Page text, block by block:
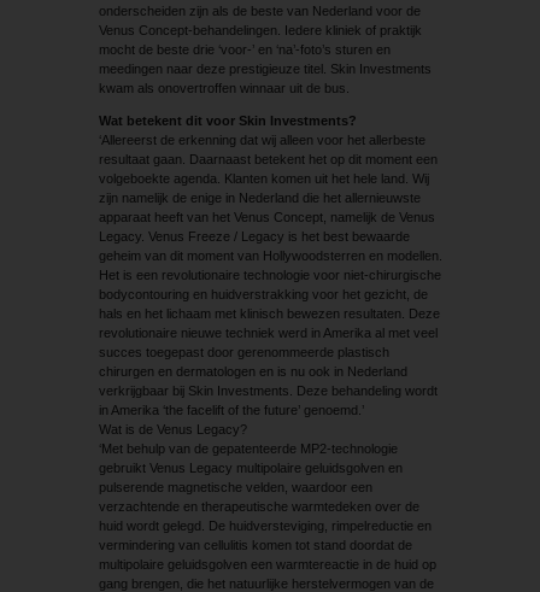
onderscheiden zijn als de beste van Nederland voor de
Venus Concept-behandelingen. Iedere kliniek of praktijk
mocht de beste drie ‘voor-’ en ‘na’-foto’s sturen en
meedingen naar deze prestigieuze titel. Skin Investments
kwam als onovertroffen winnaar uit de bus.
Wat betekent dit voor Skin Investments?
‘Allereerst de erkenning dat wij alleen voor het allerbeste
resultaat gaan. Daarnaast betekent het op dit moment een
volgeboekte agenda. Klanten komen uit het hele land. Wij
zijn namelijk de enige in Nederland die het allernieuwste
apparaat heeft van het Venus Concept, namelijk de Venus
Legacy. Venus Freeze / Legacy is het best bewaarde
geheim van dit moment van Hollywoodsterren en modellen.
Het is een revolutionaire technologie voor niet-chirurgische
bodycontouring en huidverstrakking voor het gezicht, de
hals en het lichaam met klinisch bewezen resultaten. Deze
revolutionaire nieuwe techniek werd in Amerika al met veel
succes toegepast door gerenommeerde plastisch
chirurgen en dermatologen en is nu ook in Nederland
verkrijgbaar bij Skin Investments. Deze behandeling wordt
in Amerika ‘the facelift of the future’ genoemd.’
Wat is de Venus Legacy?
‘Met behulp van de gepatenteerde MP2-technologie
gebruikt Venus Legacy multipolaire geluidsgolven en
pulserende magnetische velden, waardoor een
verzachtende en therapeutische warmtedeken over de
huid wordt gelegd. De huidversteviging, rimpelreductie en
vermindering van cellulitis komen tot stand doordat de
multipolaire geluidsgolven een warmtereactie in de huid op
gang brengen, die het natuurlijke herstelvermogen van de